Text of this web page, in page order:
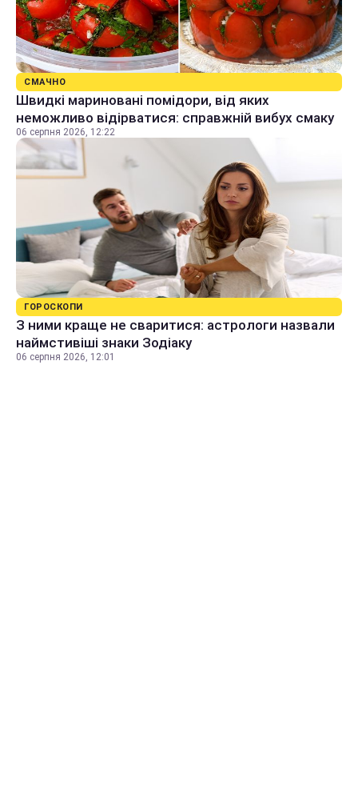
СМАЧНО
Швидкі мариновані помідори, від яких
неможливо відірватися: справжній вибух смаку
06 серпня 2026, 12:22
ГОРОСКОПИ
З ними краще не сваритися: астрологи назвали
наймстивіші знаки Зодіаку
06 серпня 2026, 12:01